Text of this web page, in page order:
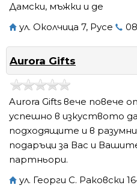
Дамски, мъжки и де
ул. Околчица 7, Русе
Aurora Gifts
Aurora Gifts вече повече
успешно в изкуството
подходящите и в
подаръци за Вас и
партньори.
ул. Георги С. Раковски